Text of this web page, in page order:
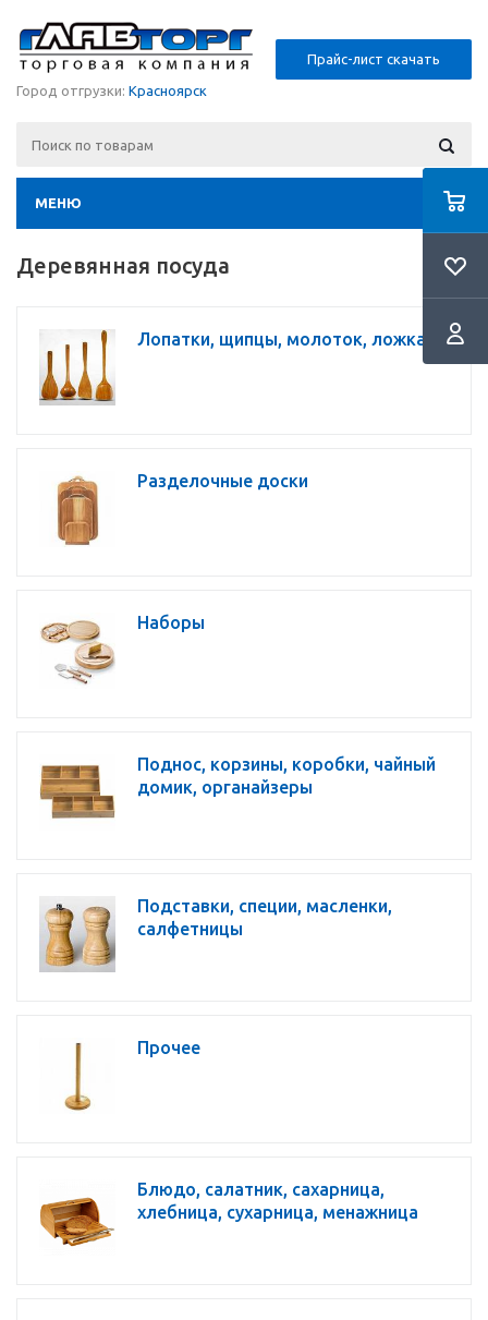
Прайс-лист скачать
Город отгрузки: Красноярск
МЕНЮ
Деревянная посуда
Лопатки, щипцы, молоток, ложка
Разделочные доски
Наборы
Поднос, корзины, коробки, чайный
домик, органайзеры
Подставки, специи, масленки,
салфетницы
Прочее
Блюдо, салатник, сахарница,
хлебница, сухарница, менажница